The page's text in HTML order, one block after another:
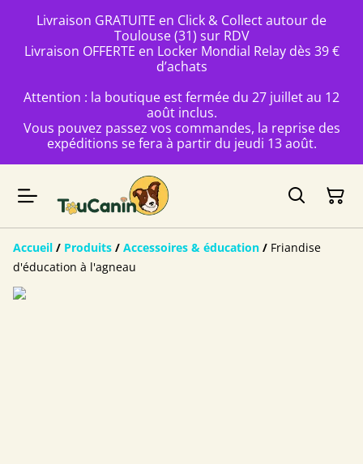
Livraison GRATUITE en Click & Collect autour de
Toulouse (31) sur RDV
Livraison OFFERTE en Locker Mondial Relay dès 39 €
d’achats
Attention : la boutique est fermée du 27 juillet au 12
août inclus.
Vous pouvez passez vos commandes, la reprise des
expéditions se fera à partir du jeudi 13 août.
Accueil / Produits / Accessoires & éducation / Friandise
d'éducation à l'agneau